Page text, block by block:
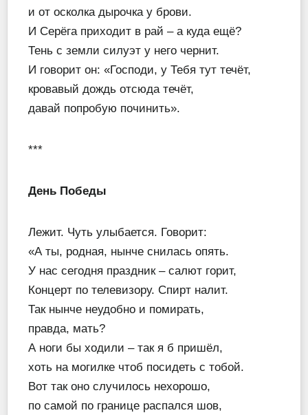
и от осколка дырочка у брови.
И Серёга приходит в рай – а куда ещё?
Тень с земли силуэт у него чернит.
И говорит он: «Господи, у Тебя тут течёт,
кровавый дождь отсюда течёт,
давай попробую починить».
***
День Победы
Лежит. Чуть улыбается. Говорит:
«А ты, родная, нынче снилась опять.
У нас сегодня праздник – салют горит,
Концерт по телевизору. Спирт налит.
Так нынче неудобно и помирать,
правда, мать?
А ноги бы ходили – так я б пришёл,
хоть на могилке чтоб посидеть с тобой.
Вот так оно случилось нехорошо,
по самой по границе распался шов,